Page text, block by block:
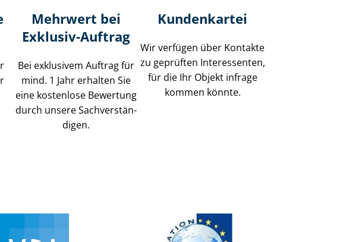
Mehrwert bei
Exklusiv-Auftrag
Bei exklusivem Auftrag für
mind. 1 Jahr erhalten Sie
eine kostenlose Bewertung
durch unsere Sach­ver­stän­
di­gen.
Kundenkartei
Wir verfügen über Kontakte
zu geprüften Interessenten,
für die Ihr Objekt infrage
kommen könnte.